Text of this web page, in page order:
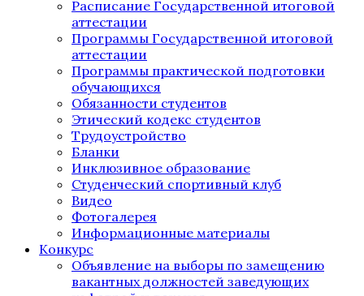
Расписание Государственной итоговой
аттестации
Программы Государственной итоговой
аттестации
Программы практической подготовки
обучающихся
Обязанности студентов
Этический кодекс студентов
Трудоустройство
Бланки
Инклюзивное образование
Студенческий спортивный клуб
Видео
Фотогалерея
Информационные материалы
Конкурс
Объявление на выборы по замещению
вакантных должностей заведующих